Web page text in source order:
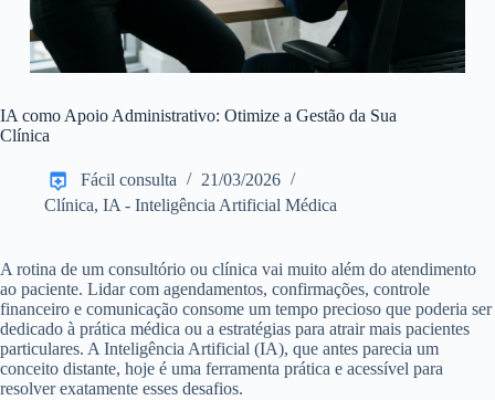
IA como Apoio Administrativo: Otimize a Gestão da Sua
Clínica
Fácil consulta
21/03/2026
Clínica, IA - Inteligência Artificial Médica
A rotina de um consultório ou clínica vai muito além do atendimento
ao paciente. Lidar com agendamentos, confirmações, controle
financeiro e comunicação consome um tempo precioso que poderia ser
dedicado à prática médica ou a estratégias para atrair mais pacientes
particulares. A Inteligência Artificial (IA), que antes parecia um
conceito distante, hoje é uma ferramenta prática e acessível para
resolver exatamente esses desafios.